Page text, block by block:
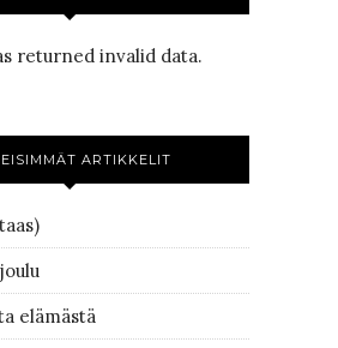
returned invalid data.
ARTIKKELIT
elämästä